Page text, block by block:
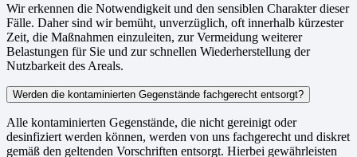
Wir erkennen die Notwendigkeit und den sensiblen Charakter dieser
Fälle. Daher sind wir bemüht, unverzüglich, oft innerhalb kürzester
Zeit, die Maßnahmen einzuleiten, zur Vermeidung weiterer
Belastungen für Sie und zur schnellen Wiederherstellung der
Nutzbarkeit des Areals.
Werden die kontaminierten Gegenstände fachgerecht entsorgt?
Alle kontaminierten Gegenstände, die nicht gereinigt oder
desinfiziert werden können, werden von uns fachgerecht und diskret
gemäß den geltenden Vorschriften entsorgt. Hierbei gewährleisten